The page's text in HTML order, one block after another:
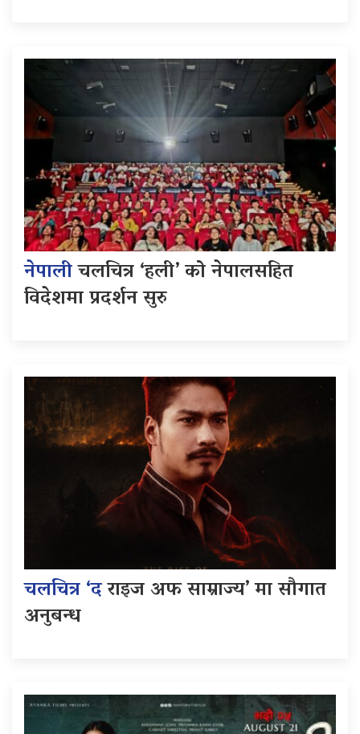
नेपालीचलचित्र ‘हली’ को नेपालसहित
विदेशमा प्रदर्शन सुरु
चलचित्र ‘दराइज अफ साम्राज्य’ मा सौगात
अनुबन्ध